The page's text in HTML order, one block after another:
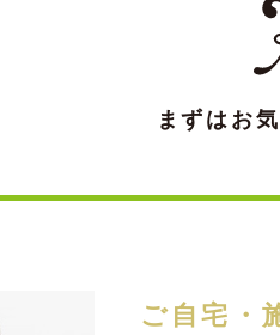
まずはお
ご自宅・